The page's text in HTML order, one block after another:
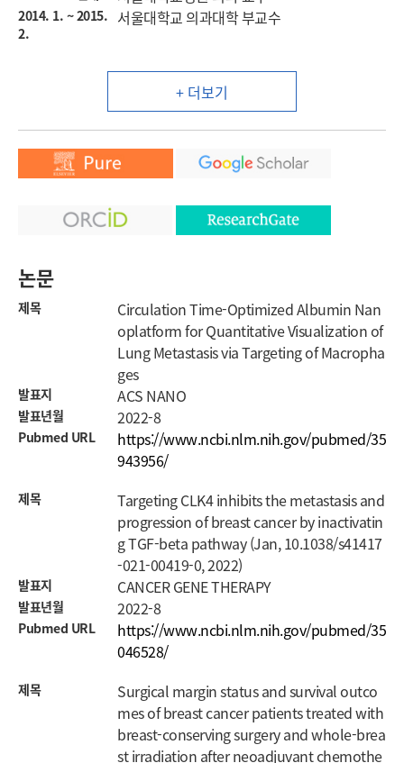
2014. 1. ~ 2015.
2.
서울대학교 의과대학 부교수
+ 더보기
논문
제목
Circulation Time-Optimized Albumin Nan
oplatform for Quantitative Visualization of
Lung Metastasis via Targeting of Macropha
ges
발표지 ACS NANO
발표년월 2022-8
Pubmed URL
https://www.ncbi.nlm.nih.gov/pubmed/35
943956/
제목
Targeting CLK4 inhibits the metastasis and
progression of breast cancer by inactivatin
g TGF-beta pathway (Jan, 10.1038/s41417
-021-00419-0, 2022)
발표지 CANCER GENE THERAPY
발표년월 2022-8
Pubmed URL
https://www.ncbi.nlm.nih.gov/pubmed/35
046528/
제목
Surgical margin status and survival outco
mes of breast cancer patients treated with
breast-conserving surgery and whole-brea
st irradiation after neoadjuvant chemothe